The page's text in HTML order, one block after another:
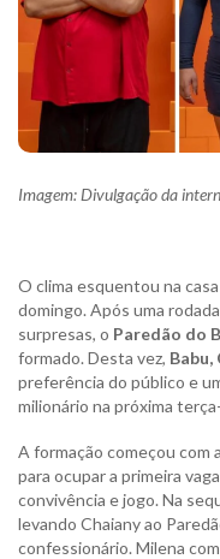
Imagem: Divulgação da
O clima esquentou na
domingo. Após uma
surpresas, o Paredão do
formado. Desta vez, Babu,
preferência do público e
milionário na próxima
A formação começou com
para ocupar a primeira
convivência e jogo. Na
levando Chaiany ao
confessionário. Milena